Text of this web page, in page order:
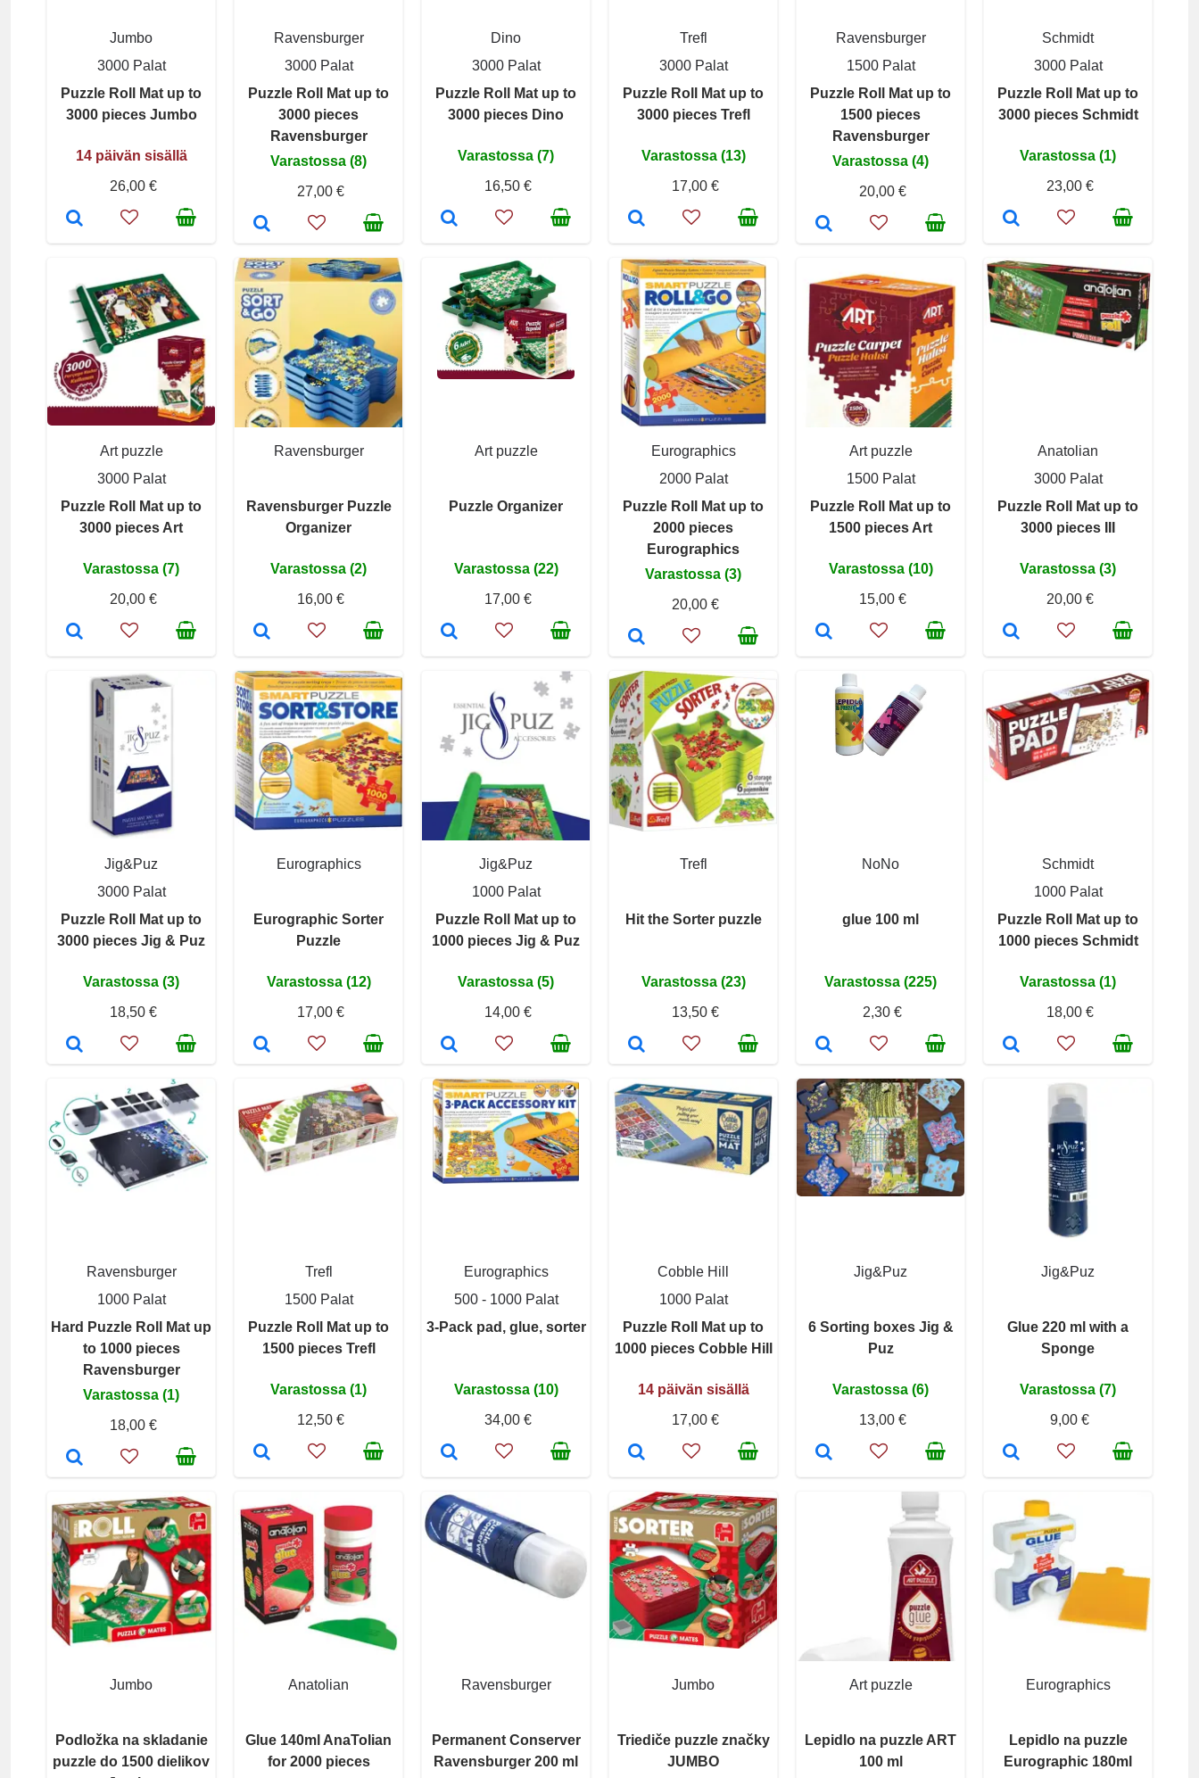
Jumbo
3000 Palat
Puzzle Roll Mat up to
3000 pieces Jumbo
14 päivän sisällä
26,00 €
Ravensburger
3000 Palat
Puzzle Roll Mat up to
3000 pieces
Ravensburger
Varastossa (8)
27,00 €
Dino
3000 Palat
Puzzle Roll Mat up to
3000 pieces Dino
Varastossa (7)
16,50 €
Trefl
3000 Palat
Puzzle Roll Mat up to
3000 pieces Trefl
Varastossa (13)
17,00 €
Ravensburger
1500 Palat
Puzzle Roll Mat up to
1500 pieces
Ravensburger
Varastossa (4)
20,00 €
Schmidt
3000 Palat
Puzzle Roll Mat up to
3000 pieces Schmidt
Varastossa (1)
23,00 €
Art puzzle
3000 Palat
Puzzle Roll Mat up to
3000 pieces Art
Varastossa (7)
20,00 €
Ravensburger
Ravensburger Puzzle
Organizer
Varastossa (2)
16,00 €
Art puzzle
Puzzle Organizer
Varastossa (22)
17,00 €
Eurographics
2000 Palat
Puzzle Roll Mat up to
2000 pieces
Eurographics
Varastossa (3)
20,00 €
Art puzzle
1500 Palat
Puzzle Roll Mat up to
1500 pieces Art
Varastossa (10)
15,00 €
Anatolian
3000 Palat
Puzzle Roll Mat up to
3000 pieces III
Varastossa (3)
20,00 €
Jig&Puz
3000 Palat
Puzzle Roll Mat up to
3000 pieces Jig & Puz
Varastossa (3)
18,50 €
Eurographics
Eurographic Sorter
Puzzle
Varastossa (12)
17,00 €
Jig&Puz
1000 Palat
Puzzle Roll Mat up to
1000 pieces Jig & Puz
Varastossa (5)
14,00 €
Trefl
Hit the Sorter puzzle
Varastossa (23)
13,50 €
NoNo
glue 100 ml
Varastossa (225)
2,30 €
Schmidt
1000 Palat
Puzzle Roll Mat up to
1000 pieces Schmidt
Varastossa (1)
18,00 €
Ravensburger
1000 Palat
Hard Puzzle Roll Mat up
to 1000 pieces
Ravensburger
Varastossa (1)
18,00 €
Trefl
1500 Palat
Puzzle Roll Mat up to
1500 pieces Trefl
Varastossa (1)
12,50 €
Eurographics
500 - 1000 Palat
3-Pack pad, glue, sorter
Varastossa (10)
34,00 €
Cobble Hill
1000 Palat
Puzzle Roll Mat up to
1000 pieces Cobble Hill
14 päivän sisällä
17,00 €
Jig&Puz
6 Sorting boxes Jig &
Puz
Varastossa (6)
13,00 €
Jig&Puz
Glue 220 ml with a
Sponge
Varastossa (7)
9,00 €
Jumbo
Podložka na skladanie
puzzle do 1500 dielikov
Anatolian
Glue 140ml AnaTolian
for 2000 pieces
Ravensburger
Permanent Conserver
Ravensburger 200 ml
Jumbo
Triediče puzzle značky
JUMBO
Art puzzle
Lepidlo na puzzle ART
100 ml
Eurographics
Lepidlo na puzzle
Eurographic 180ml